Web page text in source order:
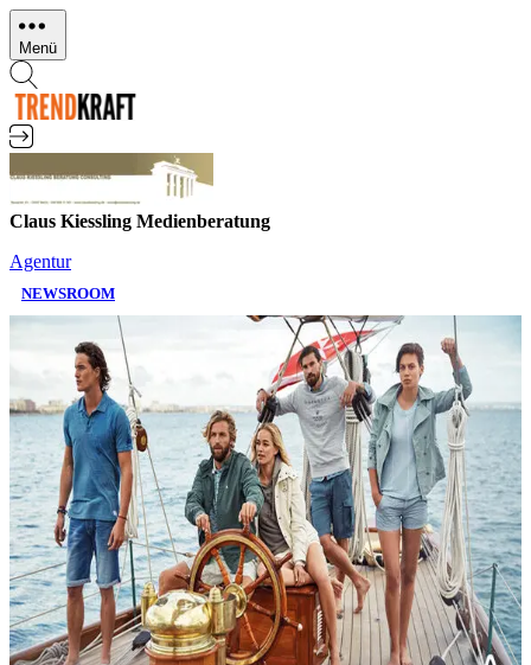
Direkt
zum
Inhalt
Menü
Claus Kiessling Medienberatung
Agentur
NEWSROOM